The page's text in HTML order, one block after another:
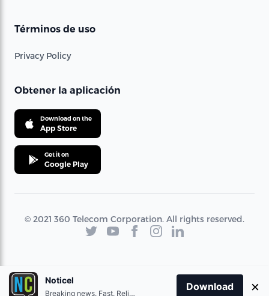
Términos de uso
Privacy Policy
Obtener la aplicación
Download on the
App Store
Get it on
Google Play
© 2021 360 Telecom Corporation. All rights reserved.
Noticel
Breaking news. Fast. Reliable.
Download ×